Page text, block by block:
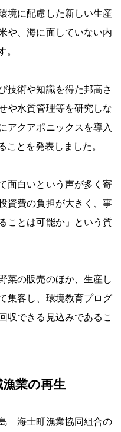
境に配慮した新しい生産
や、海に面していない内
。
技術や知識を得た邦高さ
や水質管理等を研究しな
アクアポニックスを導入
ことを発表しました。
面白いという声が多く寄
資費の負担が大きく、事
ことは可能か」という質
菜の販売のほか、生産し
集客し、環境教育プログ
収できる見込みであるこ
業の再生
海士町漁業協同組合の